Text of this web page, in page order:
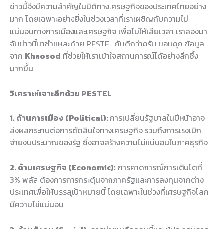
ข่าวนี้จึงมีความสำคัญในมิติทางเศรษฐกิจของประเทศไทยอย่าง
มาก โดยเฉพาะอย่างยิ่งในช่วงเวลาที่เราเผชิญกับความไม่
แน่นอนทางการเมืองและเศรษฐกิจ เพื่อไม่ให้เสียเวลา เราลองมา
จับข่าวนี้มาชำแหละด้วย PESTEL กันดีกว่าครับ ขอบคุณข้อมูล
จาก Khaosod ที่ช่วยให้เราเข้าใจสถานการณ์ได้อย่างลึกซึ้ง
มากขึ้น
วิเคราะห์เจาะลึกด้วย PESTEL
1. ด้านการเมือง (Political): การเปลี่ยนรัฐบาลในปีหน้าอาจ
ส่งผลกระทบต่อการตัดสินใจทางเศรษฐกิจ รวมถึงการเร่งเบิก
จ่ายงบประมาณของรัฐ ซึ่งอาจสร้างความไม่แน่นอนในภาคธุรกิจ
2. ด้านเศรษฐกิจ (Economic): การคาดการณ์การเติบโตที่
3% พลัส ต้องการการกระตุ้นจากภาครัฐและการลงทุนจากต่าง
ประเทศเพื่อให้บรรลุเป้าหมายนี้ โดยเฉพาะในช่วงที่เศรษฐกิจโลก
มีความไม่แน่นอน